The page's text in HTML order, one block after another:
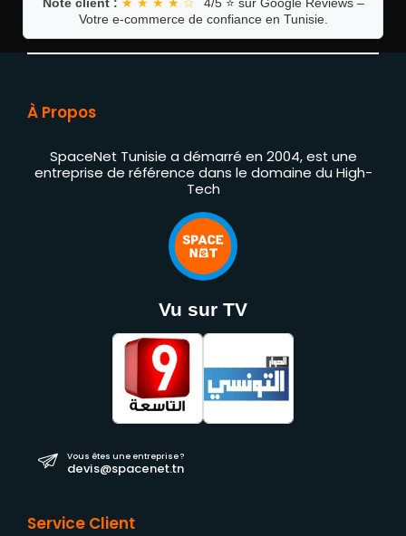
Votre e-commerce de confiance en Tunisie.
À Propos
SpaceNet Tunisie a démarré en 2004, est une
entreprise de référence dans le domaine du High-
Tech
Vu sur TV
Vous êtes une entreprise ?
devis@spacenet.tn
Service Client